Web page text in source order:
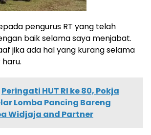
pengurus RT yang telah
baik selama saya menjabat.
jika ada hal yang kurang selama
haru.
Peringati HUT RI ke 80, Pokja
Lomba Pancing Bareng
Widjaja and Partner